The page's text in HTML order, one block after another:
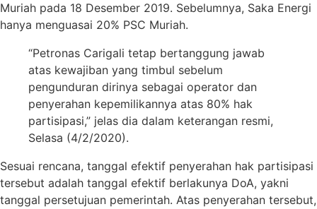
Muriah pada 18 Desember 2019. Sebelumnya, Saka Energi
hanya menguasai 20% PSC Muriah.
“Petronas Carigali tetap bertanggung jawab
atas kewajiban yang timbul sebelum
pengunduran dirinya sebagai operator dan
penyerahan kepemilikannya atas 80% hak
partisipasi,” jelas dia dalam keterangan resmi,
Selasa (4/2/2020).
Sesuai rencana, tanggal efektif penyerahan hak partisipasi
tersebut adalah tanggal efektif berlakunya DoA, yakni
tanggal persetujuan pemerintah. Atas penyerahan tersebut,